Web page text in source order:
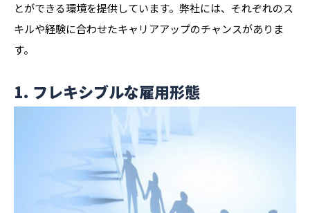
とができる環境を提供しています。弊社には、それぞれのス
キルや経験に合わせたキャリアアップのチャンスがありま
す。
1. フレキシブルな雇用形態